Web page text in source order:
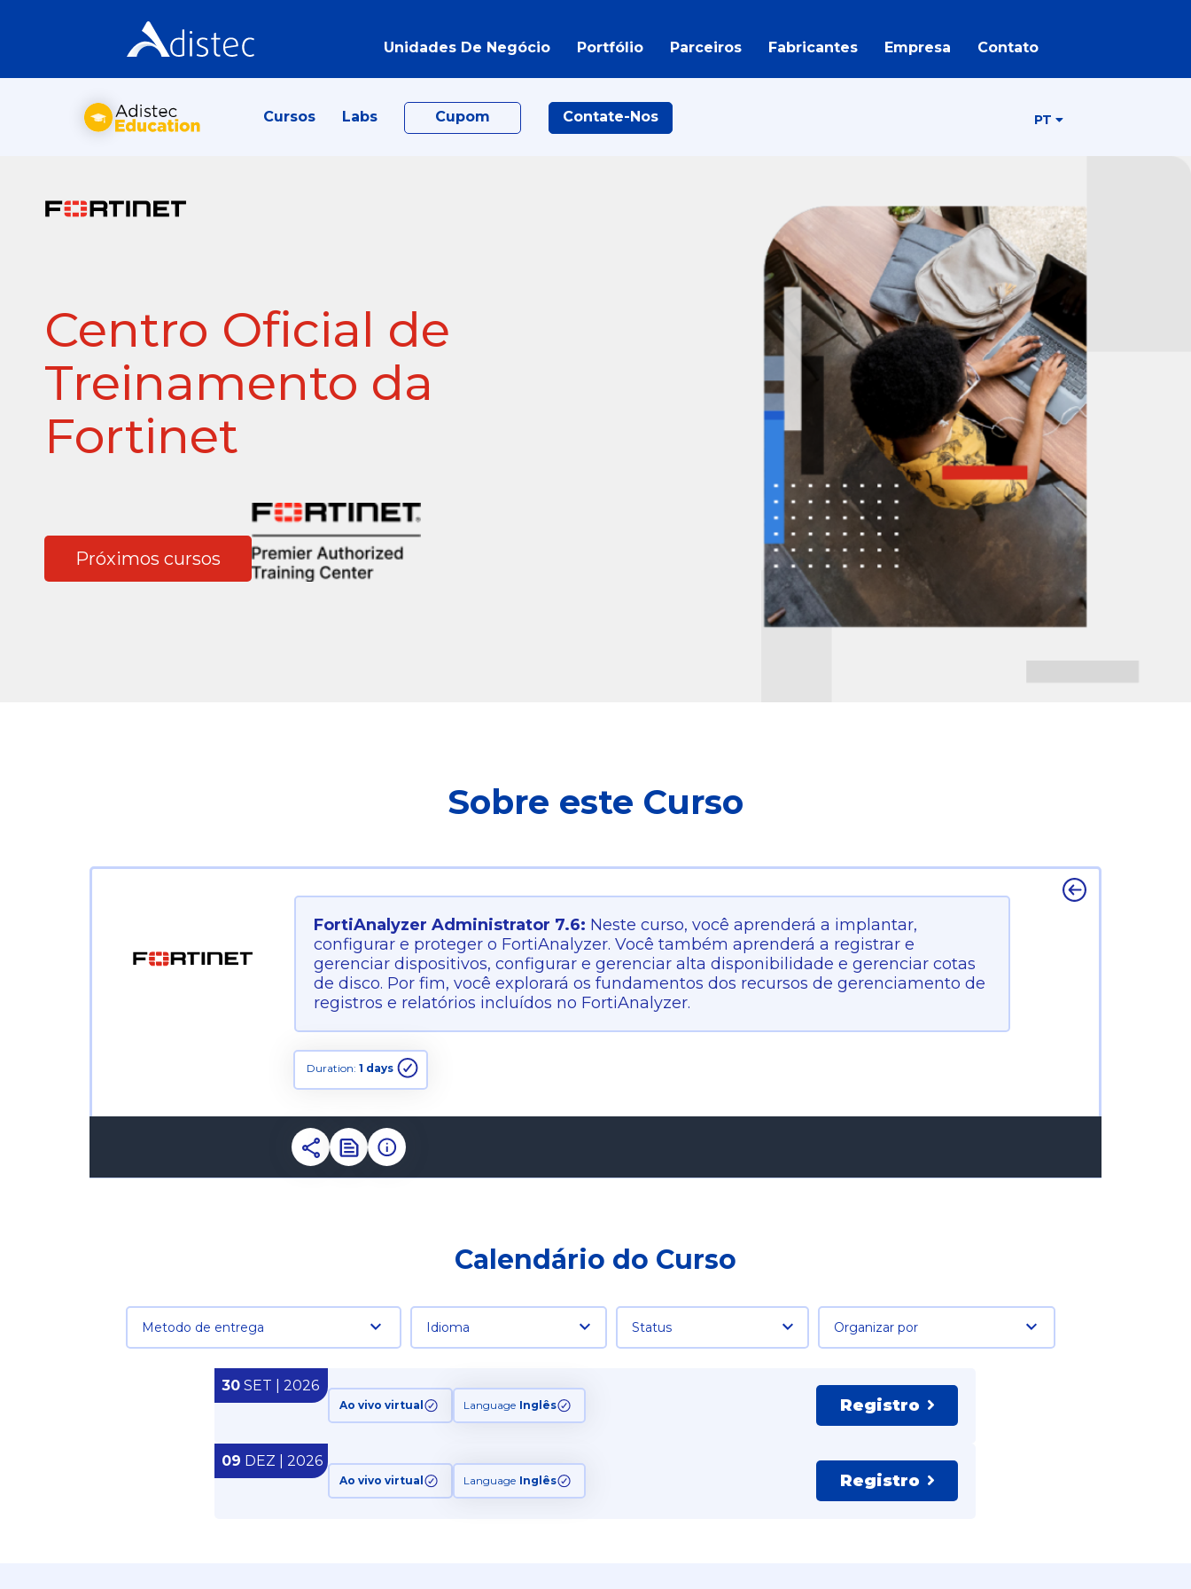
Unidades De Negócio Portfólio Parceiros Fabricantes Empresa Contato
Cursos Labs Cupom Contate-Nos PT
Centro Oficial de
Treinamento da
Fortinet
Próximos cursos
Sobre este Curso
FortiAnalyzer Administrator 7.6: Neste curso, você aprenderá a implantar,
configurar e proteger o FortiAnalyzer. Você também aprenderá a registrar e
gerenciar dispositivos, configurar e gerenciar alta disponibilidade e gerenciar cotas
de disco. Por fim, você explorará os fundamentos dos recursos de gerenciamento de
registros e relatórios incluídos no FortiAnalyzer.
Duration:1 days
Calendário do Curso
Metodo de entrega Idioma Status Organizar por
30 SET | 2026
Ao vivo virtual Language Inglês Registro
09 DEZ | 2026
Ao vivo virtual Language Inglês Registro